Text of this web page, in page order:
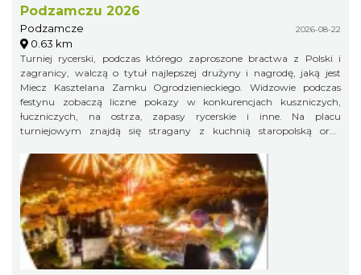
Podzamczu 2026
Podzamcze 2026-08-22
0.63 km
Turniej rycerski, podczas którego zaproszone bractwa z Polski i
zagranicy, walczą o tytuł najlepszej drużyny i nagrodę, jaką jest
Miecz Kasztelana Zamku Ogrodzienieckiego. Widzowie podczas
festynu zobaczą liczne pokazy w konkurencjach kuszniczych,
łuczniczych, na ostrza, zapasy rycerskie i inne. Na placu
turniejowym znajdą się stragany z kuchnią staropolską oraz